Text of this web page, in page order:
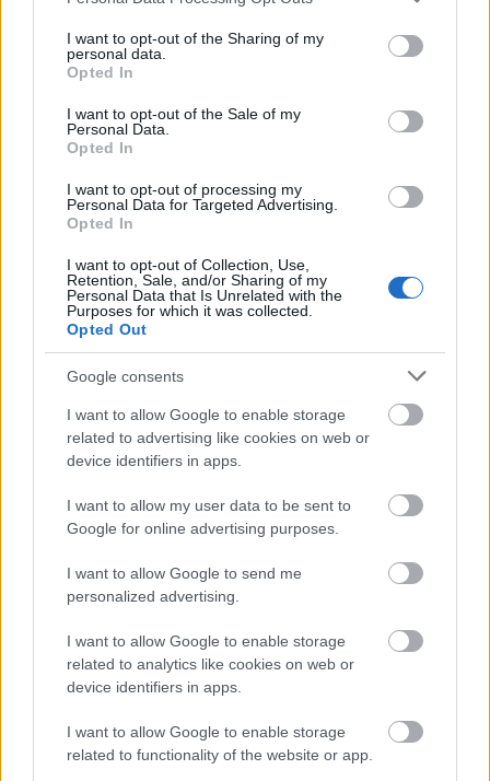
not limited to your visit or usage behaviour. You may click to
grant or deny consent to Google and its third-party tags to
use your data for below specified purposes in below Google
consent section.
I want to opt-out of the Sharing of my
personal data.
Opted In
I want to opt-out of the Sale of my
Personal Data.
Opted In
I want to opt-out of processing my
Personal Data for Targeted Advertising.
Opted In
I want to opt-out of Collection, Use,
Retention, Sale, and/or Sharing of my
Personal Data that Is Unrelated with the
Purposes for which it was collected.
Opted Out
Google consents
I want to allow Google to enable storage
related to advertising like cookies on web or
device identifiers in apps.
I want to allow my user data to be sent to
Google for online advertising purposes.
I want to allow Google to send me
personalized advertising.
I want to allow Google to enable storage
related to analytics like cookies on web or
device identifiers in apps.
I want to allow Google to enable storage
related to functionality of the website or app.
Az ügynökakták megnyitása
vitatható következményekkel járhat
Magyar Ügyvéd• 2026. május 04.
Míg 1990-ben fontos közérdek fűződött az
ügynökakták teljes nyilvánosságához, ma ez már
csak igen korlátozottan igaz. Történészekre kellene ...
Békén kell hagyni az
igazságszolgáltatás szereplőt, hogy
tehessék a dolgukat: csapjanak le a
vagyonmenekítő NER-lovagokra is
Magyar Ügyvéd•2026. április 28.